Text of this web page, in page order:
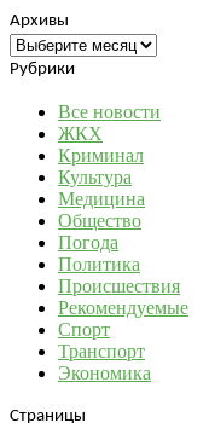
Архивы
Архивы
Рубрики
Все новости
ЖКХ
Криминал
Культура
Медицина
Общество
Погода
Политика
Происшествия
Рекомендуемые
Спорт
Транспорт
Экономика
Страницы